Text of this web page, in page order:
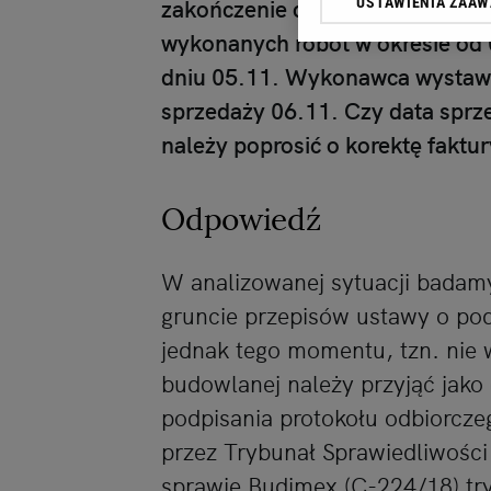
zakończenie częściowego
wykonanych robót w okresie
dniu 05.11. Wykonawca
sprzedaży 06.11. Czy data
należy poprosić o korektę
Odpowiedź
W analizowanej sytuacji
gruncie przepisów ustawy o
jednak tego momentu, tzn. nie
budowlanej należy przyjąć
podpisania protokołu
przez Trybunał
sprawie Budimex (C-224/18)
przetwarzania danych
My, nasi Zaufani
dokładnych danych
treści, badnie